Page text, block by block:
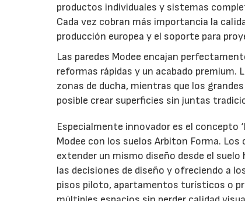
productos individuales y sistemas
Cada vez cobran más importancia la
producción europea y el soporte para
Las paredes Modee encajan
reformas rápidas y un acabado
zonas de ducha, mientras que los
posible crear superficies sin juntas
Especialmente innovador es el concepto
Modee con los suelos Arbiton Forma.
extender un mismo diseño desde el
las decisiones de diseño y ofreciendo a
pisos piloto, apartamentos turísticos o